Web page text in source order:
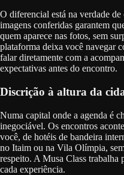
O diferencial está na verdade
imagens conferidas garantem
quem aparece nas fotos, sem
plataforma deixa você navegar
falar diretamente com a
expectativas antes do encontro.
Discrição à altura da
Numa capital onde a agenda é
inegociável. Os encontros
você, de hotéis de bandeira
no Itaim ou na Vila Olímpia,
respeito. A Musa Class trabalha
cada experiência.